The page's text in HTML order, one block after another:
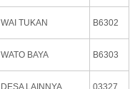
WAI TUKAN B6302
WATO BAYA B6303
DESA LAINNYA 03327